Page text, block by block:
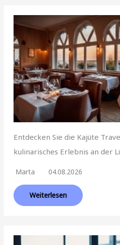
Entdecken Sie die Kajüte
kulinarisches Erlebnis an der
Marta 04.08.2026
Weiterlesen